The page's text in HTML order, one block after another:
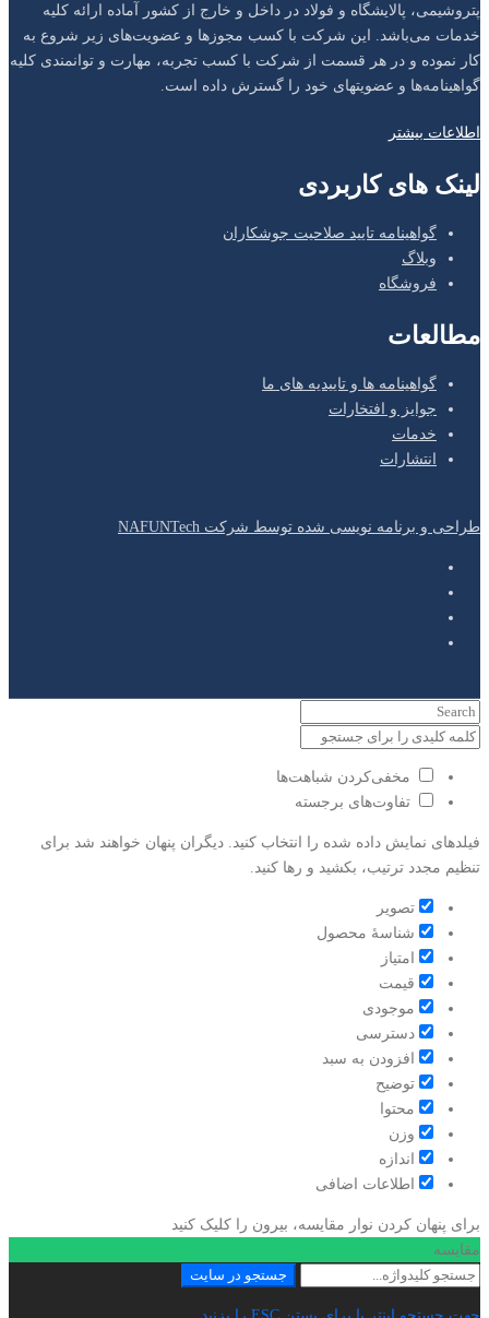
پتروشیمی، پالایشگاه و فولاد در داخل و خارج از کشور آماده ارائه کلیه
خدمات می‌باشد. این شرکت با کسب مجوزها و عضویت‌های زیر شروع به
کار نموده و در هر قسمت از شرکت با کسب تجربه، مهارت و توانمندی کلیه
گواهینامه‌ها و عضویتهای خود را گسترش داده است.
اطلاعات بیشتر
لینک های کاربردی
گواهینامه تایید صلاحیت جوشکاران
وبلاگ
فروشگاه
مطالعات
گواهینامه ها و تاییدیه های ما
جوایز و افتخارات
خدمات
انتشارات
طراحی و برنامه نویسی شده توسط شرکت NAFUNTech
مخفی‌کردن شباهت‌ها
تفاوت‌های برجسته
فیلدهای نمایش داده شده را انتخاب کنید. دیگران پنهان خواهند شد برای
تنظیم مجدد ترتیب، بکشید و رها کنید.
تصویر
شناسۀ محصول
امتیاز
قيمت
موجودی
دسترسی
افزودن به سبد
توضیح
محتوا
وزن
اندازه
اطلاعات اضافی
برای پنهان کردن نوار مقایسه، بیرون را کلیک کنید
مقایسه
جستجو
جستجو در سایت